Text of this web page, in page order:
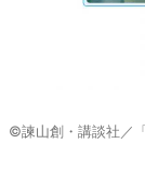
©諫山創・講談社／